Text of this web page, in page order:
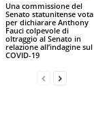
Una commissione del
Senato statunitense vota
per dichiarare Anthony
Fauci colpevole di
oltraggio al Senato in
relazione all’indagine sul
COVID-19